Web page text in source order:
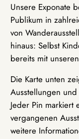
Unsere Exponate
Publikum in
von
hinaus: Selbst
bereits mit
Die Karte unten
Ausstellungen
Jeder Pin
vergangenen
weitere